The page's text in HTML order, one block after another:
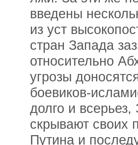
введены
из уст
стран Запада
относительно
угрозы
боевиков-
долго и
скрывают своих
Путина и